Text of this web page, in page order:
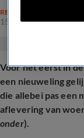
REALITY
15 mei 2025, 10:25
Voor het eerst in
een nieuweling
die allebei pas een
aflevering van
onder).